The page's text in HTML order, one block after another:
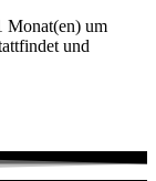
Monat(en) um
und